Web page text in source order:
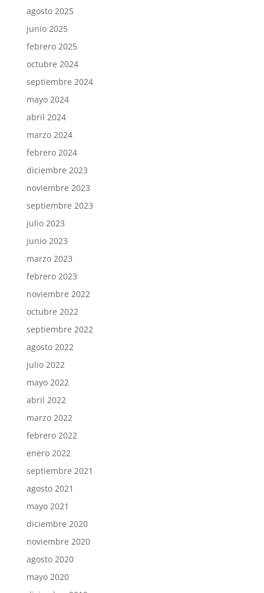
agosto 2025
junio 2025
febrero 2025
octubre 2024
septiembre 2024
mayo 2024
abril 2024
marzo 2024
febrero 2024
diciembre 2023
noviembre 2023
septiembre 2023
julio 2023
junio 2023
marzo 2023
febrero 2023
noviembre 2022
octubre 2022
septiembre 2022
agosto 2022
julio 2022
mayo 2022
abril 2022
marzo 2022
febrero 2022
enero 2022
septiembre 2021
agosto 2021
mayo 2021
diciembre 2020
noviembre 2020
agosto 2020
mayo 2020